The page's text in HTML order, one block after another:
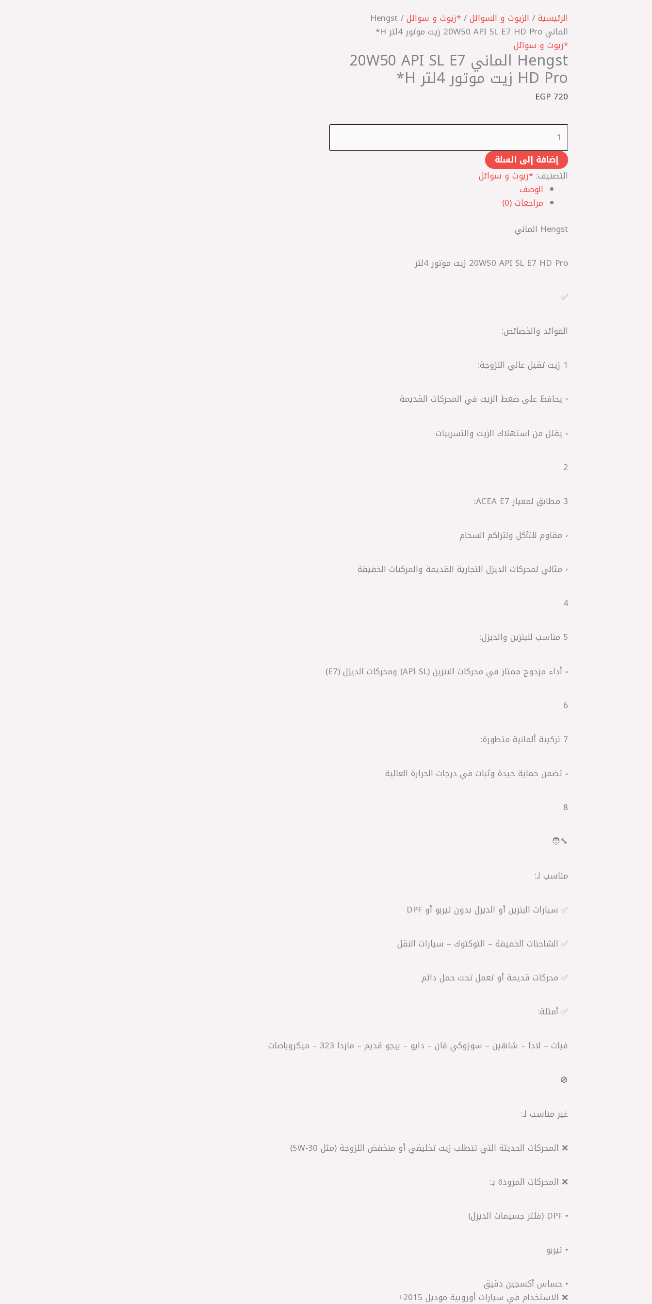
الرئيسية/ الزيوت و السوائل/*زيوت و سوائل / Hengst
الماني 20W50 API SL E7 HD Pro زيت موتور 4لتر H*
*زيوت و سوائل
Hengst الماني 20W50 API SL E7
HD Pro زيت موتور 4لتر H*
EGP 720
Hengst
الماني
20W50
API
SL
E7
HD
زيت
موتور
4لتر
H* إضافة إلى السلة
التصنيف: *زيوت و سوائل
الوصف
مراجعات (0)
Hengst الماني
20W50 API SL E7 HD Pro زيت موتور 4لتر
✅
الفوائد والخصائص:
1 زيت تقيل عالي اللزوجة:
◦ يحافظ على ضغط الزيت في المحركات القديمة
◦ يقلل من استهلاك الزيت والتسريبات
2
3 مطابق لمعيار ACEA E7:
◦ مقاوم للتآكل ولتراكم السخام
◦ مثالي لمحركات الديزل التجارية القديمة والمركبات الخفيفة
4
5 مناسب للبنزين والديزل:
◦ أداء مزدوج ممتاز في محركات البنزين (API SL) ومحركات الديزل (E7)
6
7 تركيبة ألمانية متطورة:
◦ تضمن حماية جيدة وثبات في درجات الحرارة العالية
8
🧑‍🔧
مناسب لـ:
✅ سيارات البنزين أو الديزل بدون تيربو أو DPF
✅ الشاحنات الخفيفة – التوكتوك – سيارات النقل
✅ محركات قديمة أو تعمل تحت حمل دائم
✅ أمثلة:
فيات – لادا – شاهين – سوزوكي فان – دايو – بيجو قديم – مازدا 323 – ميكروباصات
🚫
غير مناسب لـ:
❌ المحركات الحديثة التي تتطلب زيت تخليقي أو منخفض اللزوجة (مثل 5W-30)
❌ المحركات المزودة بـ:
• DPF (فلتر جسيمات الديزل)
• تيربو
• حساس أكسجين دقيق
❌ الاستخدام في سيارات أوروبية موديل 2015+